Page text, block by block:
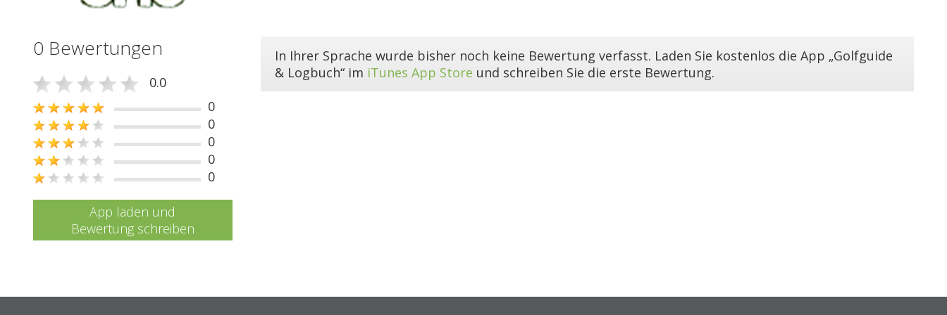
0 Bewertungen
0.0
0
0
0
0
0
App laden und
Bewertung schreiben
In Ihrer Sprache wurde bisher noch keine Bewertung verfasst. Laden Sie kostenlos die App „Golfguide
& Logbuch“ im iTunes App Store und schreiben Sie die erste Bewertung.